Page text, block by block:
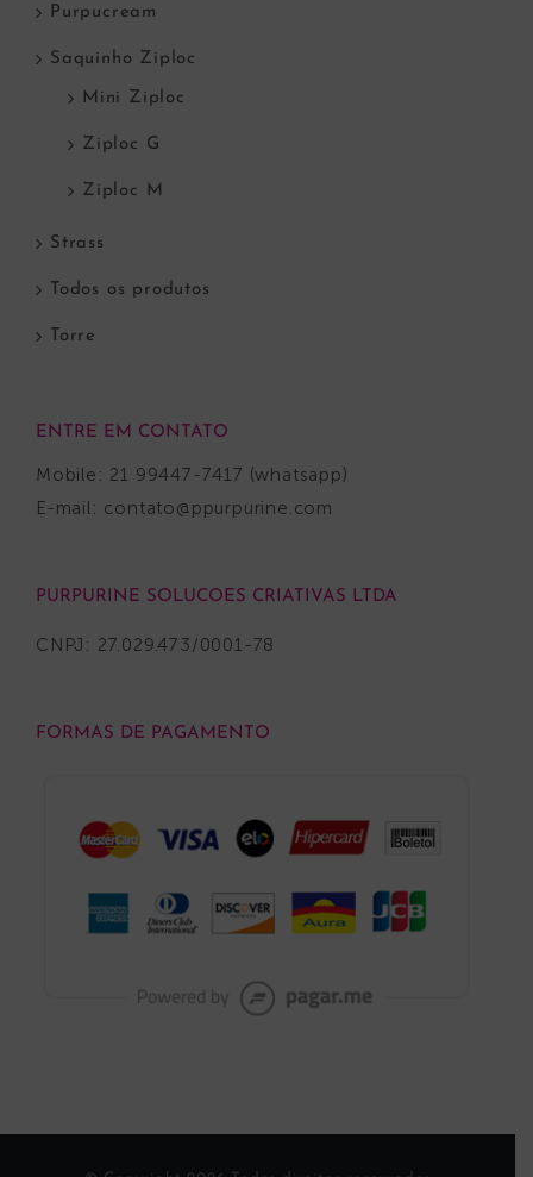
Purpucream
Saquinho Ziploc
Mini Ziploc
Ziploc G
Ziploc M
Strass
Todos os produtos
Torre
ENTRE EM CONTATO
Mobile: 21 99447-7417 (whatsapp)
E-mail: contato@ppurpurine.com
PURPURINE SOLUCOES CRIATIVAS LTDA
CNPJ: 27.029.473/0001-78
FORMAS DE PAGAMENTO